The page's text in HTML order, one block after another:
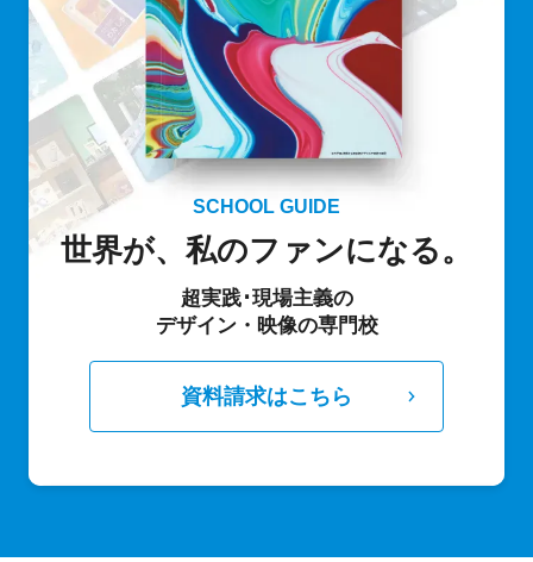
SCHOOL GUIDE
世界が、私のファンになる。
超実践･現場主義の
デザイン・映像の専門校
資料請求はこちら